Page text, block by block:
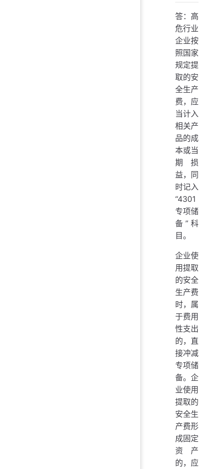
答：高
危行业
企业按
照国家
规定提
取的安
全生产
费，应
当计入
相关产
品的成
本或当
期损
益，同
时记入
“4301
专项储
备”科
目。
企业使
用提取
的安全
生产费
时，属
于费用
性支出
的，直
接冲减
专项储
备。企
业使用
提取的
安全生
产费形
成固定
资产
的，应